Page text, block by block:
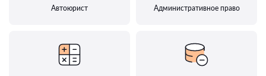
Автоюрист Административное право